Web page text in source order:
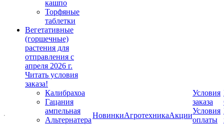
кашпо
Торфяные
таблетки
Вегетативные
(горшечные)
растения для
отправления с
апреля 2026 г.
Читать условия
заказа!
Калибрахоа
Гацания
ампельная
Альтернатера
НовинкиАгротехникаАкции
Условия
заказа
Условия
оплаты